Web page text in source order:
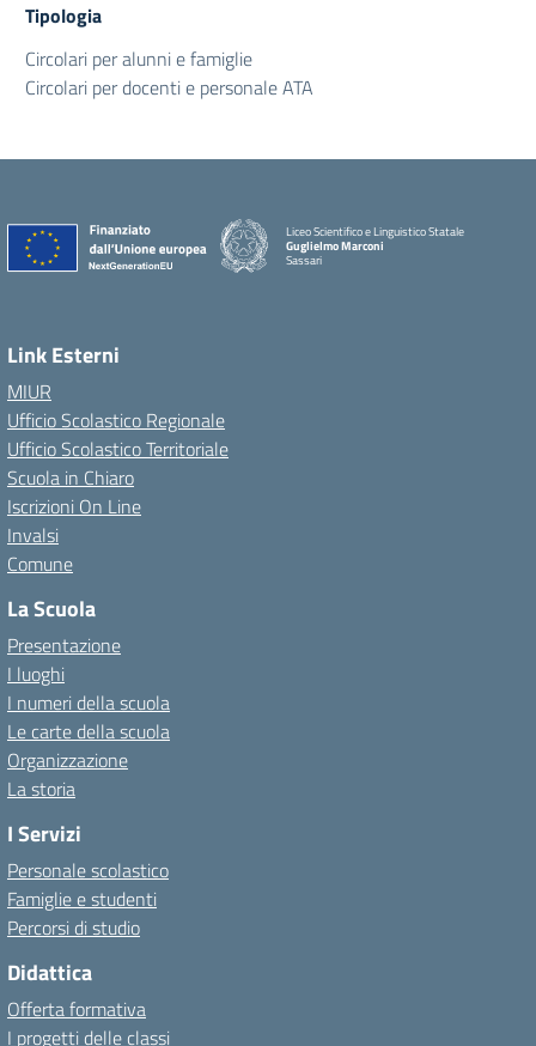
Tipologia
Circolari per alunni e famiglie
Circolari per docenti e personale ATA
Liceo Scientifico e Linguistico Statale
Guglielmo Marconi
Sassari
Link Esterni
MIUR
Ufficio Scolastico Regionale
Ufficio Scolastico Territoriale
Scuola in Chiaro
Iscrizioni On Line
Invalsi
Comune
La Scuola
Presentazione
I luoghi
I numeri della scuola
Le carte della scuola
Organizzazione
La storia
I Servizi
Personale scolastico
Famiglie e studenti
Percorsi di studio
Didattica
Offerta formativa
I progetti delle classi